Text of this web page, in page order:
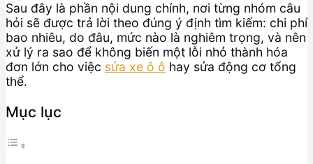
Sau đây là phần nội dung chính, nơi từng nhóm câu
hỏi sẽ được trả lời theo đúng ý định tìm kiếm: chi phí
bao nhiêu, do đâu, mức nào là nghiêm trọng, và nên
xử lý ra sao để không biến một lỗi nhỏ thành hóa
đơn lớn cho việc sửa xe ô ô hay sửa động cơ tổng
thể.
Mục lục